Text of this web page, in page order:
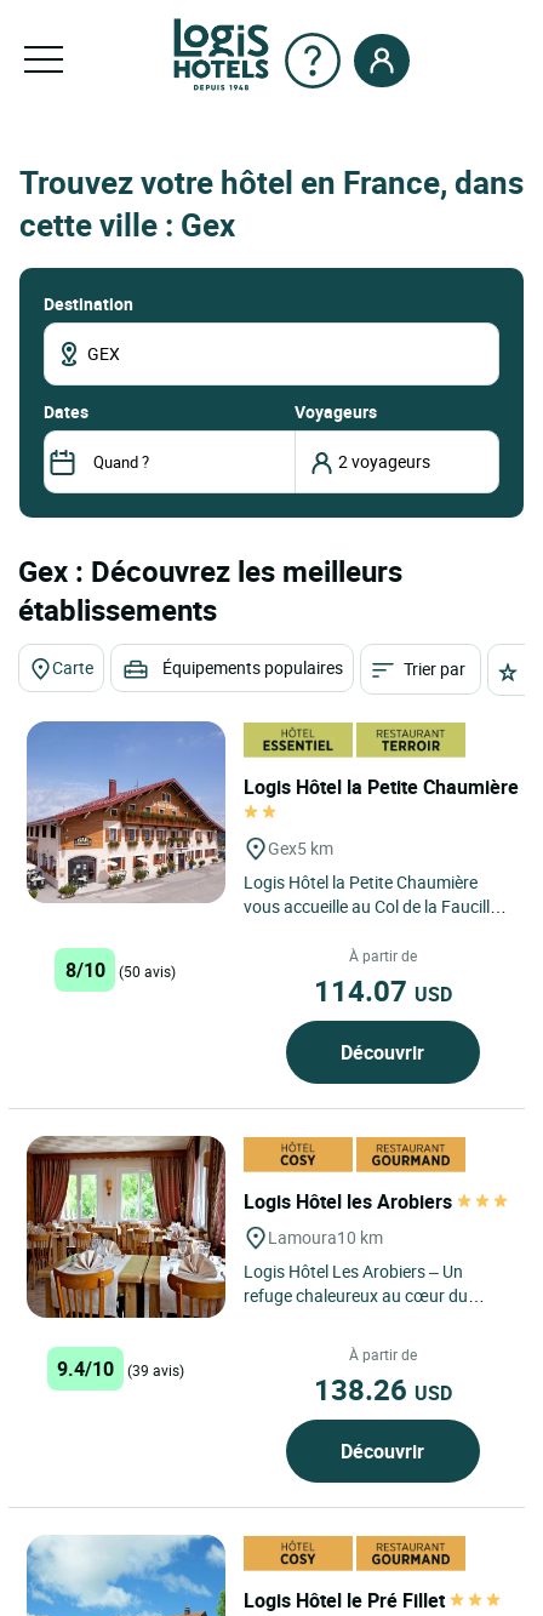
Trouvez votre hôtel en France, dans
cette ville : Gex
Destination
dates Voyageurs
Gex : Découvrez les meilleurs
établissements
Carte Équipements populaires Trier par
Logis Hôtel la Petite Chaumière
Gex5 km
Logis Hôtel la Petite Chaumière
vous accueille au Col de la Faucille,
8/10 (50 avis)
À partir de
114.07 USD
Découvrir
Logis Hôtel les Arobiers
Lamoura10 km
Logis Hôtel Les Arobiers – Un
refuge chaleureux au cœur du
authenticité composent...
9.4/10 (39 avis)
À partir de
138.26 USD
Découvrir
Logis Hôtel le Pré Fillet